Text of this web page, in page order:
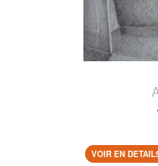
VOIR EN